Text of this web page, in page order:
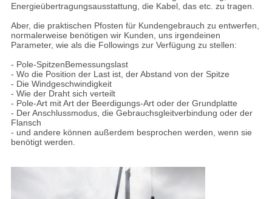
Energieübertragungsausstattung, die Kabel, das etc. zu tragen.
Aber, die praktischen Pfosten für Kundengebrauch zu entwerfen,
normalerweise benötigen wir Kunden, uns irgendeinen
Parameter, wie als die Followings zur Verfügung zu stellen:
- Pole-SpitzenBemessungslast
- Wo die Position der Last ist, der Abstand von der Spitze
- Die Windgeschwindigkeit
- Wie der Draht sich verteilt
- Pole-Art mit Art der Beerdigungs-Art oder der Grundplatte
- Der Anschlussmodus, die Gebrauchsgleitverbindung oder der
Flansch
- und andere können außerdem besprochen werden, wenn sie
benötigt werden.